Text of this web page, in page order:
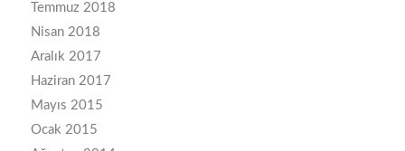
Temmuz 2018
Nisan 2018
Aralık 2017
Haziran 2017
Mayıs 2015
Ocak 2015